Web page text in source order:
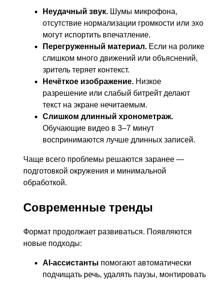
Неудачный звук. Шумы микрофона,
отсутствие нормализации громкости или эхо
могут испортить впечатление.
Перегруженный материал. Если на ролике
слишком много движений или объяснений,
зритель теряет контекст.
Нечёткое изображение. Низкое
разрешение или слабый битрейт делают
текст на экране нечитаемым.
Слишком длинный хронометраж.
Обучающие видео в 3–7 минут
воспринимаются лучше длинных записей.
Чаще всего проблемы решаются заранее —
подготовкой окружения и минимальной
обработкой.
Современные тренды
Формат продолжает развиваться. Появляются
новые подходы:
AI-ассистанты помогают автоматически
подчищать речь, удалять паузы, монтировать